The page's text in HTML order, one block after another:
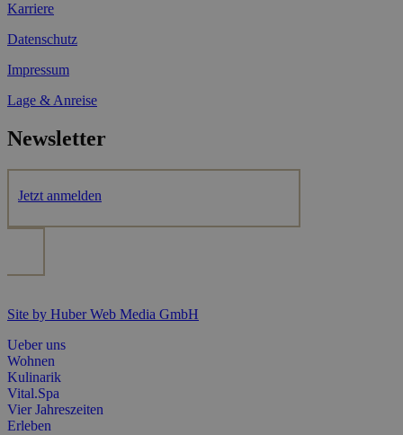
Karriere
Datenschutz
Impressum
Lage & Anreise
Newsletter
Jetzt anmelden
Site by Huber Web Media GmbH
Ueber uns
Wohnen
Kulinarik
Vital.Spa
Vier Jahreszeiten
Erleben